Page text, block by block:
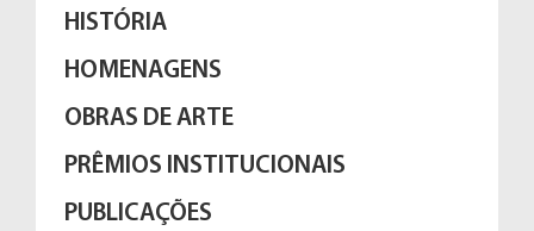
HISTÓRIA
HOMENAGENS
OBRAS DE ARTE
PRÊMIOS INSTITUCIONAIS
PUBLICAÇÕES